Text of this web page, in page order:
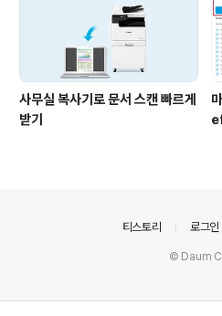
사무실 복사기로 문서 스캔 빠르게
받기
마
티스토리 로그인
© Daum